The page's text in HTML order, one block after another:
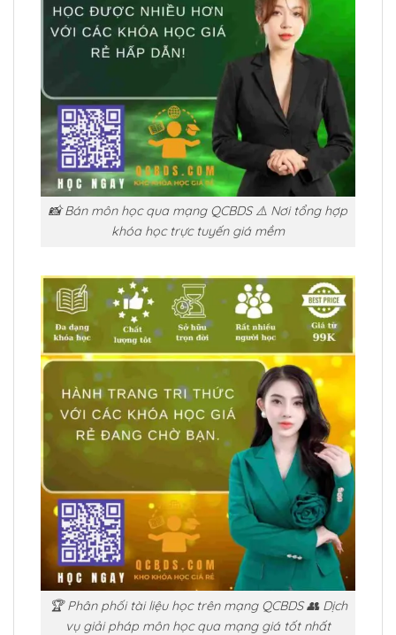
📸 Bán môn học qua mạng QCBDS ⚠️ Nơi tổng hợp
khóa học trực tuyến giá mềm
🏆 Phân phối tài liệu học trên mạng QCBDS 👥 Dịch
vụ giải pháp môn học qua mạng giá tốt nhất